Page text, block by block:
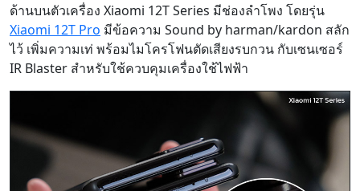
ด้านบนตัวเครื่อง Xiaomi 12T Series มีช่องลำโพง โดยรุ่น
Xiaomi 12T Pro มีข้อความ Sound by harman/kardon สลัก
ไว้ เพิ่มความเท่ พร้อมไมโครโฟนตัดเสียงรบกวน กับเซนเซอร์
IR Blaster สำหรับใช้ควบคุมเครื่องใช้ไฟฟ้า